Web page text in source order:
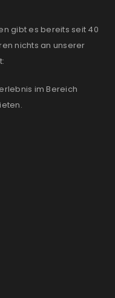
gibt es bereits seit 40
nichts an unserer
im Bereich